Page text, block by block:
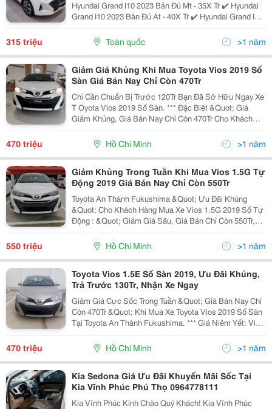
Hyundai Grand I10 2023 Bản Đủ Mt - 35X Tr ✔️ Hyundai
Grand I10 2023 Bản Đủ At - 40X Tr ✔️ Hyundai Grand I10
2023 Sedan Tiêu Chuẩn - 32X Tr ✔️ Hyundai Grand I10
2023 Sedan Bản Đủ Mt - 36X Tr ✔️ Hyundai
315 triệu Toàn quốc >1 năm
Giảm Giá Khủng Khi Mua Toyota Vios 2019 Số
Sàn Giá Bán Nay Chỉ Còn 470Tr
Chỉ Cần Chuẩn Bị Trước 120Tr Bạn Đã Sở Hữu Ngay Xe
T Oyota Vios 2019 Số Sàn. *** Đặc Biệt &Quot; Giá
Giảm Khủng, Giá Bán Nay Chỉ Còn 470Tr Cho Khách
Hàng Đến Trực Tiếp Showroom Mua Xe Trong Tuần Tại
Toyota An Thành Fukushima &Quot;.
=====================
470 triệu Hồ Chí Minh >1 năm
Giảm Khủng Trong Tuần Khi Mua Vios 1.5G Tự
Động 2019 Giá Bán Nay Chỉ Còn 550Tr
Toyota An Thành Fukushima &Quot; Ưu Đãi Khủng
&Quot; Cho Khách Hàng Mua Xe Vios 1.5G 2019 Số Tự
Động : &Quot; Giảm Giá Sâu, Giá Bán Chỉ Còn 550Tr,
Ưu Đãi Lãi Suất Đặc Biệt 0,33%/Tháng Cho Khách
Hàng Mua Xe Trả Góp &Quot; Và 10 Món Quà Tặng
Khác Nữa. =================
550 triệu Hồ Chí Minh >1 năm
Toyota Vios 1.5E Số Sàn 2019, Ưu Đãi Khủng,
Trả Trước 130Tr, Nhận Xe Ngay
Giảm Giá Cực Sốc Trong Tuần &Quot; Giá Bán Nay Chỉ
Còn 470Tr &Quot; Khi Mua Xe Toyota Vios 2019 Số Sàn
Tại Toyota An Thành Fukushima. *** Giá Niêm Yết: Vios
1.5E Số Sàn: 490.000.000Đ Vios 1.5E Tự Động:
540.000.000Đ Vios 1.5G Tự Động: 570.000.
470 triệu Hồ Chí Minh >1 năm
Kia Sedona Giá Ưu Đãi Khuyến Mãi Sốc Tại
Kia Vĩnh Phúc Phú Thọ 0964778111
Kia Vĩnh Phúc Kính Chào Quý Khách! Kia Vĩnh Phúc